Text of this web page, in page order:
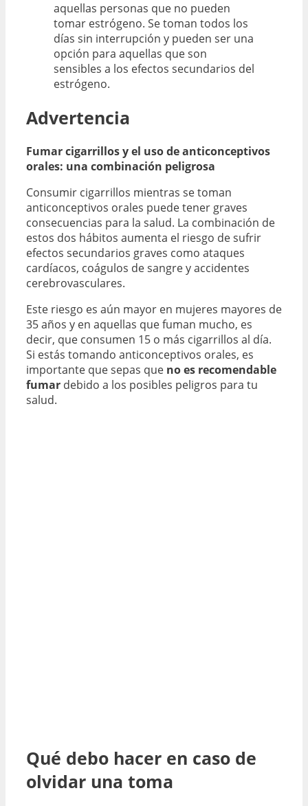
aquellas personas que no pueden
tomar estrógeno. Se toman todos los
días sin interrupción y pueden ser una
opción para aquellas que son
sensibles a los efectos secundarios del
estrógeno.
Advertencia
Fumar cigarrillos y el uso de anticonceptivos
orales: una combinación peligrosa
Consumir cigarrillos mientras se toman
anticonceptivos orales puede tener graves
consecuencias para la salud. La combinación de
estos dos hábitos aumenta el riesgo de sufrir
efectos secundarios graves como ataques
cardíacos, coágulos de sangre y accidentes
cerebrovasculares.
Este riesgo es aún mayor en mujeres mayores de
35 años y en aquellas que fuman mucho, es
decir, que consumen 15 o más cigarrillos al día.
Si estás tomando anticonceptivos orales, es
importante que sepas que no es recomendable
fumar debido a los posibles peligros para tu
salud.
Qué debo hacer en caso de
olvidar una toma